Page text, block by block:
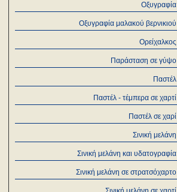
Οξυγραφία
Οξυγραφία μαλακού βερνικιού
Ορείχαλκος
Παράσταση σε γύψο
Παστέλ
Παστέλ - τέμπερα σε χαρτί
Παστέλ σε χαρί
Σινική μελάνη
Σινική μελάνη και υδατογραφία
Σινική μελάνη σε στρατσόχαρτο